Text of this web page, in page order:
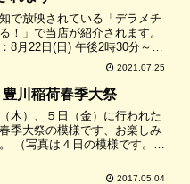
で放映されている「デラメチ
！」で当店が紹介されます。
8月22日(日) 午後2時30分～お
方はぜひご覧下さいね！！
2021.07.25
川稲荷春季大祭
木）、５日（金）に行われた
季大祭の模様です、お楽しみ
（写真は４日の模様です。）
差しが強くなってきました。 風
2017.05.04